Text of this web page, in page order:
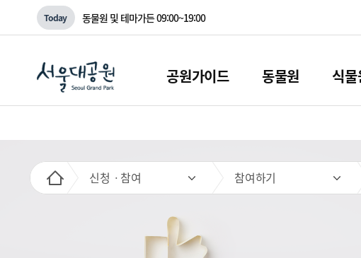
Today 동물원 및 테마가든09:00~19:00
공원가이드 동물원 식
신청ㆍ참여 참여하기